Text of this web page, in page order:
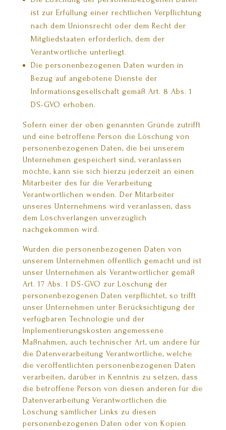
ist zur Erfüllung einer rechtlichen Verpflichtung
nach dem Unionsrecht oder dem Recht der
Mitgliedstaaten erforderlich, dem der
Verantwortliche unterliegt.
Die personenbezogenen Daten wurden in
Bezug auf angebotene Dienste der
Informationsgesellschaft gemäß Art. 8 Abs. 1
DS-GVO erhoben.
Sofern einer der oben genannten Gründe zutrifft
und eine betroffene Person die Löschung von
personenbezogenen Daten, die bei unserem
Unternehmen gespeichert sind, veranlassen
möchte, kann sie sich hierzu jederzeit an einen
Mitarbeiter des für die Verarbeitung
Verantwortlichen wenden. Der Mitarbeiter
unseres Unternehmens wird veranlassen, dass
dem Löschverlangen unverzüglich
nachgekommen wird.
Wurden die personenbezogenen Daten von
unserem Unternehmen öffentlich gemacht und ist
unser Unternehmen als Verantwortlicher gemäß
Art. 17 Abs. 1 DS-GVO zur Löschung der
personenbezogenen Daten verpflichtet, so trifft
unser Unternehmen unter Berücksichtigung der
verfügbaren Technologie und der
Implementierungskosten angemessene
Maßnahmen, auch technischer Art, um andere für
die Datenverarbeitung Verantwortliche, welche
die veröffentlichten personenbezogenen Daten
verarbeiten, darüber in Kenntnis zu setzen, dass
die betroffene Person von diesen anderen für die
Datenverarbeitung Verantwortlichen die
Löschung sämtlicher Links zu diesen
personenbezogenen Daten oder von Kopien